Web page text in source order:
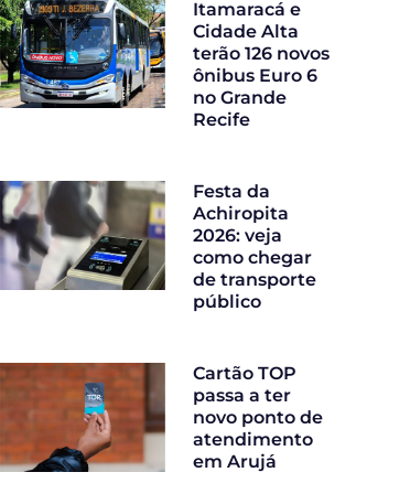
Itamaracá e
Cidade Alta
terão 126 novos
ônibus Euro 6
no Grande
Recife
Festa da
Achiropita
2026: veja
como chegar
de transporte
público
Cartão TOP
passa a ter
novo ponto de
atendimento
em Arujá